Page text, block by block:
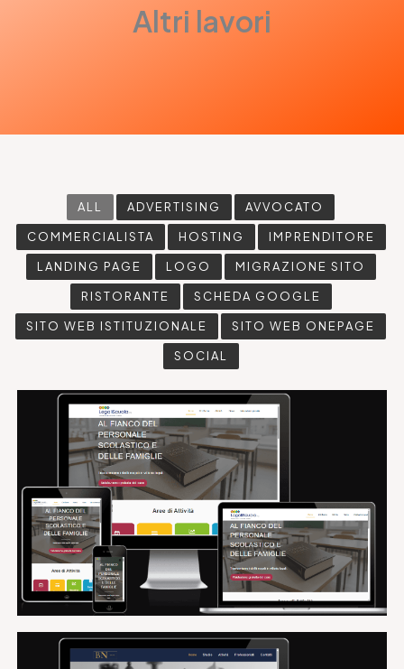
Altri lavori
ALL ADVERTISING AVVOCATO
COMMERCIALISTA HOSTING IMPRENDITORE
LANDING PAGE LOGO MIGRAZIONE SITO
RISTORANTE SCHEDA GOOGLE
SITO WEB ISTITUZIONALE SITO WEB ONEPAGE
SOCIAL